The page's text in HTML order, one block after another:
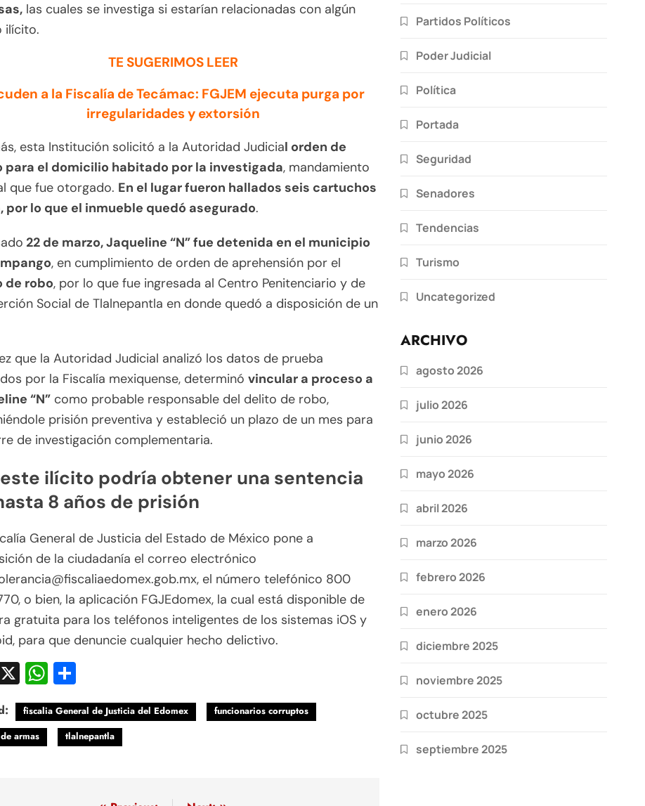
las cuales se investiga si estarían relacionadas con algún
ilícito.
TE SUGERIMOS LEER
a la Fiscalía de Tecámac: FGJEM ejecuta purga por
irregularidades y extorsión
esta Institución solicitó a la Autoridad Judicial orden de
para el domicilio habitado por la investigada, mandamiento
que fue otorgado. En el lugar fueron hallados seis cartuchos
por lo que el inmueble quedó asegurado.
22 de marzo, Jaqueline “N” fue detenida en el municipio
, en cumplimiento de orden de aprehensión por el
de robo, por lo que fue ingresada al Centro Penitenciario y de
Social de Tlalnepantla en donde quedó a disposición de un
que la Autoridad Judicial analizó los datos de prueba
por la Fiscalía mexiquense, determinó vincular a proceso a
“N” como probable responsable del delito de robo,
prisión preventiva y estableció un plazo de un mes para
de investigación complementaria.
ilícito podría obtener una sentencia
8 años de prisión
General de Justicia del Estado de México pone a
de la ciudadanía el correo electrónico
el número telefónico 800
o bien, la aplicación FGJEdomex, la cual está disponible de
gratuita para los teléfonos inteligentes de los sistemas iOS y
para que denuncie cualquier hecho delictivo.
X WhatsApp
fiscalia General de Justicia del Edomex
funcionarios corruptos
armas
tlalnepantla
Partidos Políticos
Poder Judicial
Política
Portada
Seguridad
Senadores
Tendencias
Turismo
Uncategorized
ARCHIVO
agosto 2026
julio 2026
junio 2026
mayo 2026
abril 2026
marzo 2026
febrero 2026
enero 2026
diciembre 2025
noviembre 2025
octubre 2025
septiembre 2025